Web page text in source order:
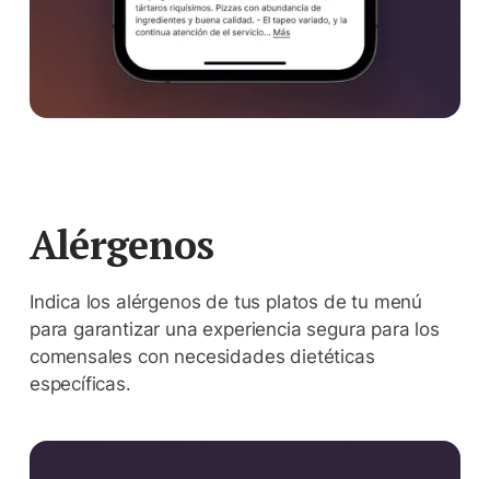
Alérgenos
Indica los alérgenos de tus platos de tu menú
para garantizar una experiencia segura para los
comensales con necesidades dietéticas
específicas.